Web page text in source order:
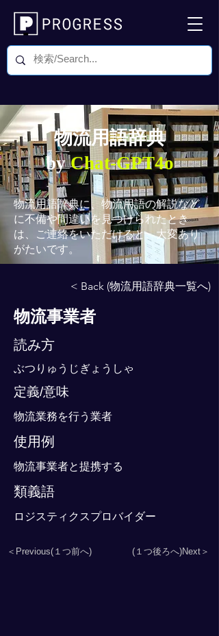
物流用語辞典
byChat-GPT4o
物流用語辞典に、物流用語の解説など
に不備や間違いを見つけられたとき
は、ご連絡をいただけると、大変あり
がたいです。
< Back (物流用語辞典一覧へ)
物流事業者
読み方
ぶつりゅうじぎょうしゃ
定義/意味
物流業務を行う業者
使用例
物流事業者と提携する
類義語
ロジスティクスプロバイダー
＜Previous(１つ前へ) (１つ後ろへ)Next＞